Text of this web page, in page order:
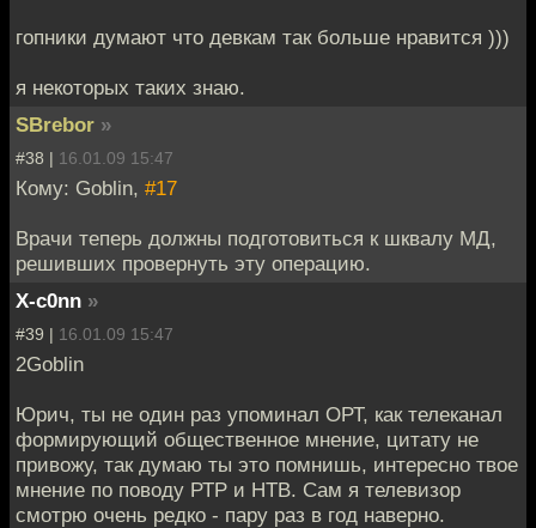
гопники думают что девкам так больше нравится )))
я некоторых таких знаю.
SBrebor »
#38 | 16.01.09 15:47
Кому: Goblin, #17
Врачи теперь должны подготовиться к шквалу МД,
решивших провернуть эту операцию.
X-c0nn »
#39 | 16.01.09 15:47
2Goblin
Юрич, ты не один раз упоминал ОРТ, как телеканал
формирующий общественное мнение, цитату не
привожу, так думаю ты это помнишь, интересно твое
мнение по поводу РТР и НТВ. Сам я телевизор
смотрю очень редко - пару раз в год наверно.